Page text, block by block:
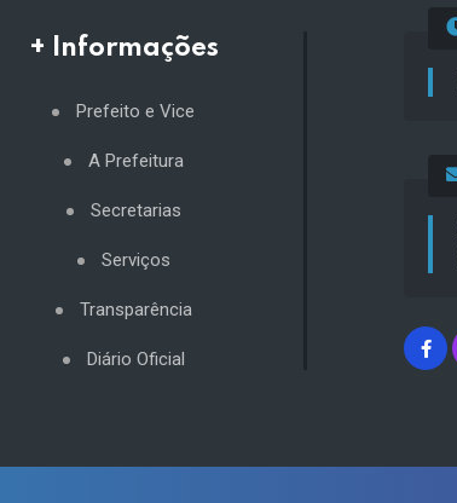
+ Informações
Prefeito e Vice
A Prefeitura
Secretarias
Serviços
Transparência
Diário Oficial